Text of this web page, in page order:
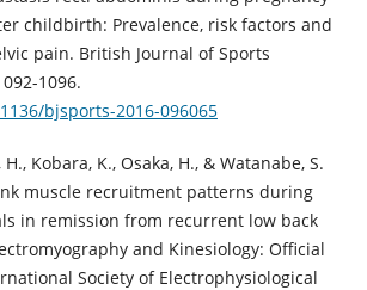
childbirth: Prevalence, risk factors and
pain. British Journal of Sports
1096.
bjsports-2016-096065
Kobara, K., Osaka, H., & Watanabe, S.
muscle recruitment patterns during
in remission from recurrent low back
and Kinesiology: Official
Society of Electrophysiological